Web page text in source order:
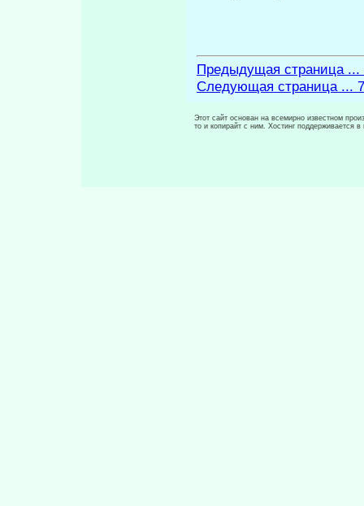
Предыдущая страница ...
Следующая страница ...
Этот сайт основан на всемирно известном
то и копирайт с ним. Хостинг поддерживается